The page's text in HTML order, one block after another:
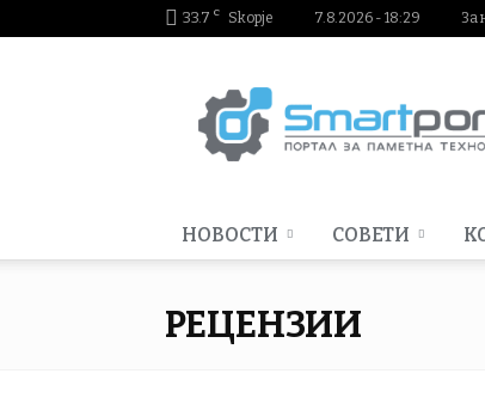
33.7 C Skopje 7.8.2026 - 18:29 За
НОВОСТИ СОВЕТИ
РЕЦЕНЗИИ